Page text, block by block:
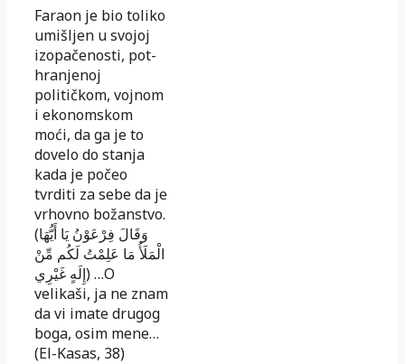
Faraon je bio toliko
umišljen u svojoj
izopačenosti, pot­
hranjenoj
političkom, vojnom
i ekonomskom
moći, da ga je to
dovelo do stanja
kada je počeo
tvrditi za sebe da je
vrhovno božanstvo.
(وَقَالَ فِرْعَوْنُ يَا أَيُّهَا
الْمَلَأُ مَا عَلِمْتُ لَكُم مِّنْ
إِلَهٍ غَيْرِي) …O
velikaši, ja ne znam
da vi imate drugog
boga, osim mene…
(El-Kasas, 38)